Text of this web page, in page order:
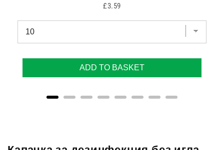
Price
£3.59
ADD TO BASKET